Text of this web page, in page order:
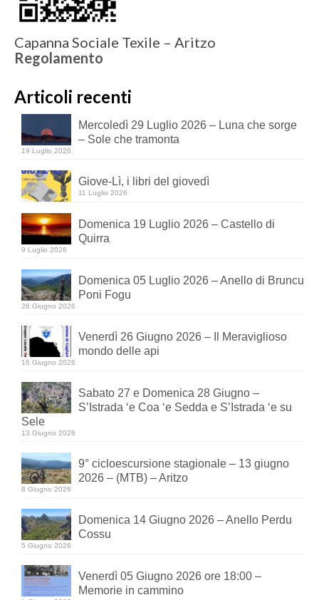
Capanna Sociale Texile – Aritzo
Regolamento
Articoli recenti
Mercoledì 29 Luglio 2026 – Luna che sorge
– Sole che tramonta
19 Luglio 2026
Giove-Lì, i libri del giovedì
11 Luglio 2026
Domenica 19 Luglio 2026 – Castello di
Quirra
9 Luglio 2026
Domenica 05 Luglio 2026 – Anello di Bruncu
Poni Fogu
26 Giugno 2026
Venerdì 26 Giugno 2026 – Il Meraviglioso
mondo delle api
16 Giugno 2026
Sabato 27 e Domenica 28 Giugno –
S’Istrada ‘e Coa ‘e Sedda e S’Istrada ‘e su
Sele
13 Giugno 2026
9° cicloescursione stagionale – 13 giugno
2026 – (MTB) – Aritzo
8 Giugno 2026
Domenica 14 Giugno 2026 – Anello Perdu
Cossu
5 Giugno 2026
Venerdì 05 Giugno 2026 ore 18:00 –
Memorie in cammino